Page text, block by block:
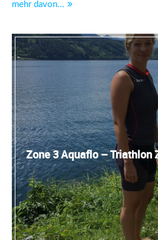
mehr davon...
Zone 3 Aquaflo – Triathlon